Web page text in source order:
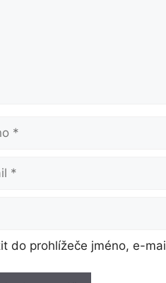
do prohlížeče jméno, e-